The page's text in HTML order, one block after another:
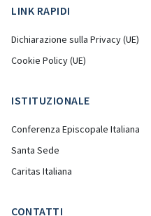
LINK RAPIDI
Dichiarazione sulla Privacy (UE)
Cookie Policy (UE)
ISTITUZIONALE
Conferenza Episcopale Italiana
Santa Sede
Caritas Italiana
CONTATTI